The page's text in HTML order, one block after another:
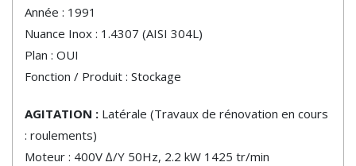
Année : 1991
Nuance Inox : 1.4307 (AISI 304L)
Plan : OUI
Fonction / Produit : Stockage
AGITATION : Latérale (Travaux de rénovation en cours
: roulements)
Moteur : 400V ∆/Y 50Hz, 2.2 kW 1425 tr/min